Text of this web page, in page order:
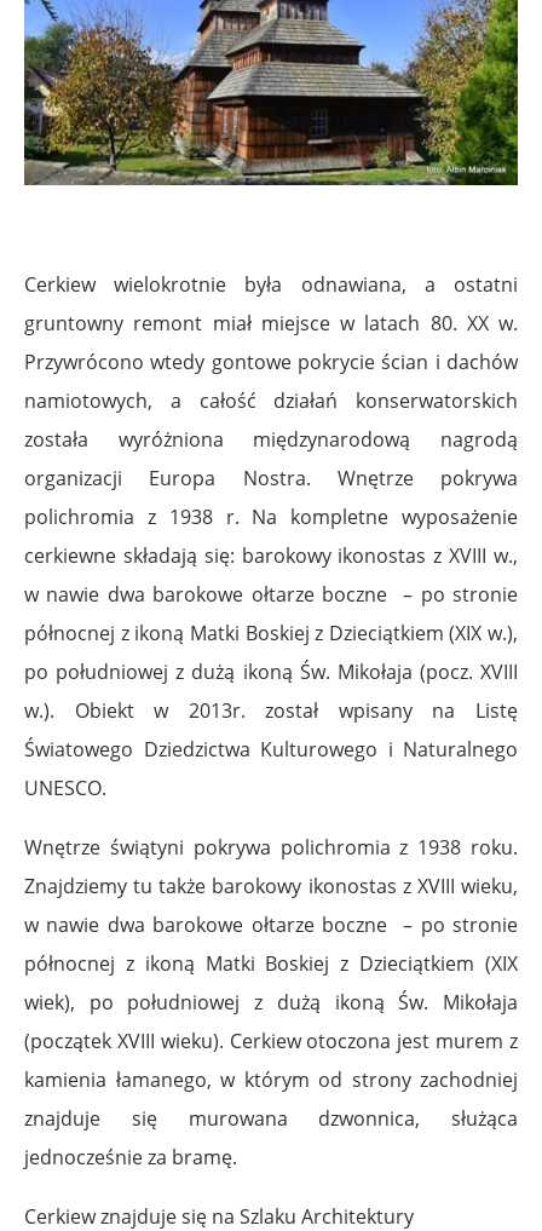
Cerkiew wielokrotnie była odnawiana, a ostatni
gruntowny remont miał miejsce w latach 80. XX w.
Przywrócono wtedy gontowe pokrycie ścian i dachów
namiotowych, a całość działań konserwatorskich
została wyróżniona międzynarodową nagrodą
organizacji Europa Nostra. Wnętrze pokrywa
polichromia z 1938 r. Na kompletne wyposażenie
cerkiewne składają się: barokowy ikonostas z XVIII w.,
w nawie dwa barokowe ołtarze boczne – po stronie
północnej z ikoną Matki Boskiej z Dzieciątkiem (XIX w.),
po południowej z dużą ikoną Św. Mikołaja (pocz. XVIII
w.). Obiekt w 2013r. został wpisany na Listę
Światowego Dziedzictwa Kulturowego i Naturalnego
UNESCO.
Wnętrze świątyni pokrywa polichromia z 1938 roku.
Znajdziemy tu także barokowy ikonostas z XVIII wieku,
w nawie dwa barokowe ołtarze boczne – po stronie
północnej z ikoną Matki Boskiej z Dzieciątkiem (XIX
wiek), po południowej z dużą ikoną Św. Mikołaja
(początek XVIII wieku). Cerkiew otoczona jest murem z
kamienia łamanego, w którym od strony zachodniej
znajduje się murowana dzwonnica, służąca
jednocześnie za bramę.
Cerkiew znajduje się na Szlaku Architektury